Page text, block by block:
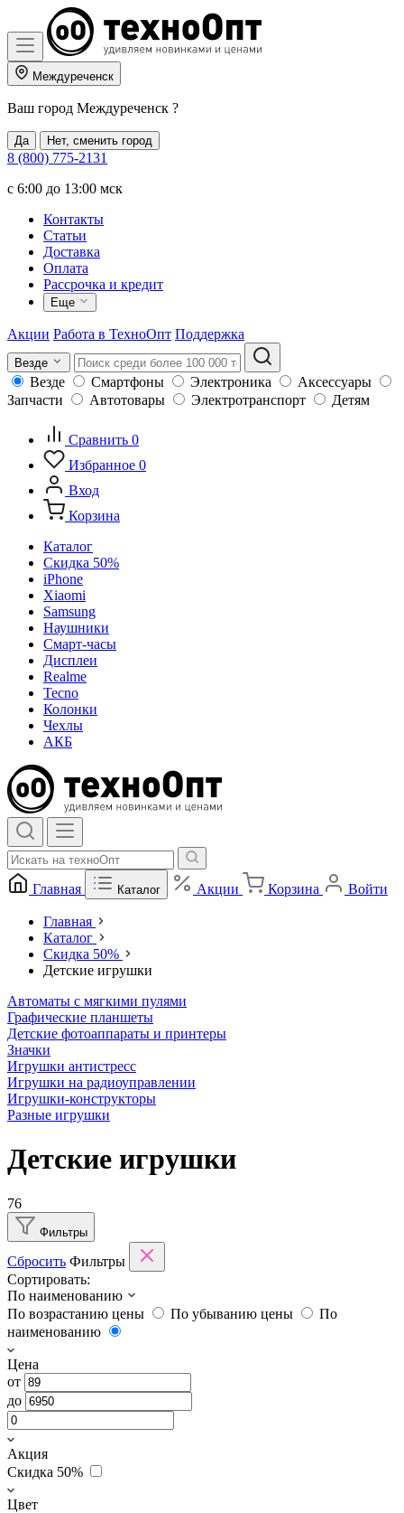
Междуреченск
Ваш город Междуреченск ?
Да Нет, сменить город
8 (800) 775-2131
c 6:00 до 13:00 мск
Контакты
Статьи
Доставка
Оплата
Рассрочка и кредит
Еще
Акции Работа в ТехноОпт Поддержка
Везде
Везде Смартфоны Электроника
Аксессуары
Запчасти
Автотовары Электротранспорт Детям
Сравнить 0
Избранное 0
Вход
Корзина
Каталог
Скидка 50%
iPhone
Xiaomi
Samsung
Наушники
Смарт-часы
Дисплеи
Realme
Tecno
Колонки
Чехлы
АКБ
Главная Каталог Акции Корзина Войти
Главная
Каталог
Скидка 50%
Детские игрушки
Автоматы с мягкими пулями
Графические планшеты
Детские фотоаппараты и принтеры
Значки
Игрушки антистресс
Игрушки на радиоуправлении
Игрушки-конструкторы
Разные игрушки
Детские игрушки
76
Фильтры
Сбросить Фильтры
Сортировать:
По наименованию
По возрастанию цены
По убыванию цены
По
наименованию
Цена
от
до
Акция
Скидка 50%
Цвет